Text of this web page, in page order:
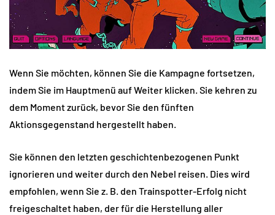
Wenn Sie möchten, können Sie die Kampagne fortsetzen,
indem Sie im Hauptmenü auf Weiter klicken. Sie kehren zu
dem Moment zurück, bevor Sie den fünften
Aktionsgegenstand hergestellt haben.
Sie können den letzten geschichtenbezogenen Punkt
ignorieren und weiter durch den Nebel reisen. Dies wird
empfohlen, wenn Sie z. B. den Trainspotter-Erfolg nicht
freigeschaltet haben, der für die Herstellung aller